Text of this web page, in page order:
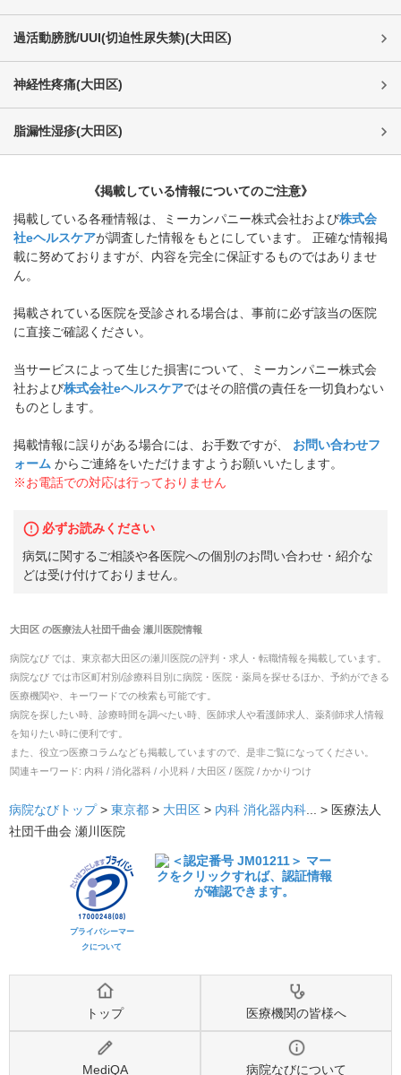
過活動膀胱/UUI(切迫性尿失禁)(大田区)
神経性疼痛(大田区)
脂漏性湿疹(大田区)
《掲載している情報についてのご注意》
掲載している各種情報は、ミーカンパニー株式会社および株式会
社eヘルスケアが調査した情報をもとにしています。 正確な情報掲
載に努めておりますが、内容を完全に保証するものではありませ
ん。
掲載されている医院を受診される場合は、事前に必ず該当の医院
に直接ご確認ください。
当サービスによって生じた損害について、ミーカンパニー株式会
社および株式会社eヘルスケアではその賠償の責任を一切負わない
ものとします。
掲載情報に誤りがある場合には、お手数ですが、
お問い合わせフ
ォーム からご連絡をいただけますようお願いいたします。
※お電話での対応は行っておりません
必ずお読みください
病気に関するご相談や各医院への個別のお問い合わせ・紹介な
どは受け付けておりません。
大田区の医療法人社団千曲会 瀬川医院情報
病院なび では、 東京都大田区の瀬川医院の評判・求人・転職情報を掲載しています。
病院なび では市区町村別/診療科目別に病院・医院・薬局を探せるほか、予約ができる
医療機関や、キーワードでの検索も可能です。
病院を探したい時、診療時間を調べたい時、医師求人や看護師求人、薬剤師求人情報
を知りたい時に便利です。
また、役立つ医療コラムなども掲載していますので、是非ご覧になってください。
関連キーワード: 内科 / 消化器科 / 小児科 / 大田区 / 医院 / かかりつけ
病院なびトップ> 東京都 > 大田区 > 内科 消化器内科 ... > 医療法人
社団千曲会 瀬川医院
プライバシーマー
クについて
トップ 医療機関の皆様へ
MediQA 病院なびについて